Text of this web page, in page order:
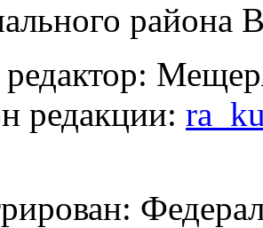
района
редакции: